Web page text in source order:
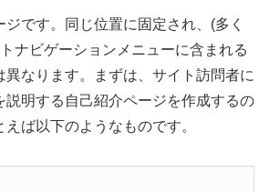
ジです。同じ位置に固定され、(多く
ナビゲーションメニューに含まれる
異なります。まずは、サイト訪問者に
説明する自己紹介ページを作成するの
ば以下のようなものです。